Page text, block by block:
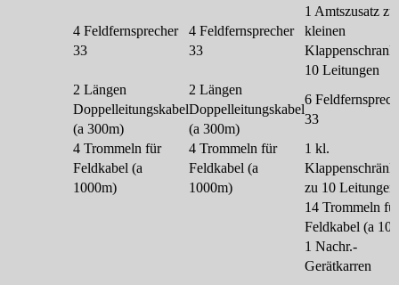
4 Feldfernsprecher
33
4 Feldfernsprecher
33
1 Amtszusatz
kleinen
Klappenschrank
10 Leitungen
2 Längen
Doppelleitungskabel
(a 300m)
2 Längen
Doppelleitungskabel
(a 300m)
6
33
4 Trommeln für
Feldkabel (a
1000m)
4 Trommeln für
Feldkabel (a
1000m)
1 kl.
zu 10 Leitungen
14 Trommeln für
Feldkabel (a
1 Nachr.-
Gerätkarren